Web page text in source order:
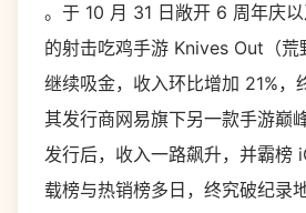
。于 10 月 31 日敞开 6 周年庆
的射击吃鸡手游 Knives Out（荒
继续吸金，收入环比增加 21%，
其发行商网易旗下另一款手游巅
发行后，收入一路飙升，并霸榜
载榜与热销榜多日，终究破纪录